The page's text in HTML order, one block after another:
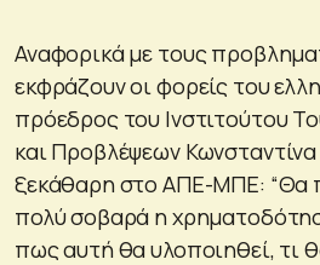
Αναφορικά με τους
εκφράζουν οι φορείς του
πρόεδρος του Ινστιτούτου
και Προβλέψεων Κωνσταντίνα
ξεκάθαρη στο ΑΠΕ-ΜΠΕ: “Θα
πολύ σοβαρά η
πως αυτή θα υλοποιηθεί, τι